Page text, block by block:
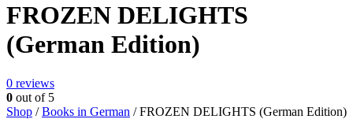
FROZEN DELIGHTS
(German Edition)
0 reviews
0 out of 5
Shop /Books in German / FROZEN DELIGHTS (German Edition)